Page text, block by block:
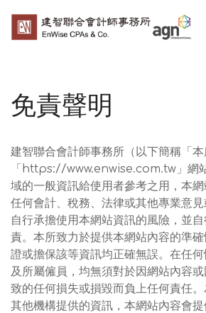
免責聲明
建智聯合會計師事務所（以下簡稱「
「https://www.enwise.com.tw」網
域的一般資訊給使用者參考之用，本
任何會計、稅務、法律或其他專業意
自行承擔使用本網站資訊的風險，並
責。本所致力於提供本網站內容的準
證或擔保該等資訊均正確無誤。在任
及所屬僱員，均無須對於因網站內容或
致的任何損失或損毀而負上任何責任
其他機構提供的資訊，本網站內容會